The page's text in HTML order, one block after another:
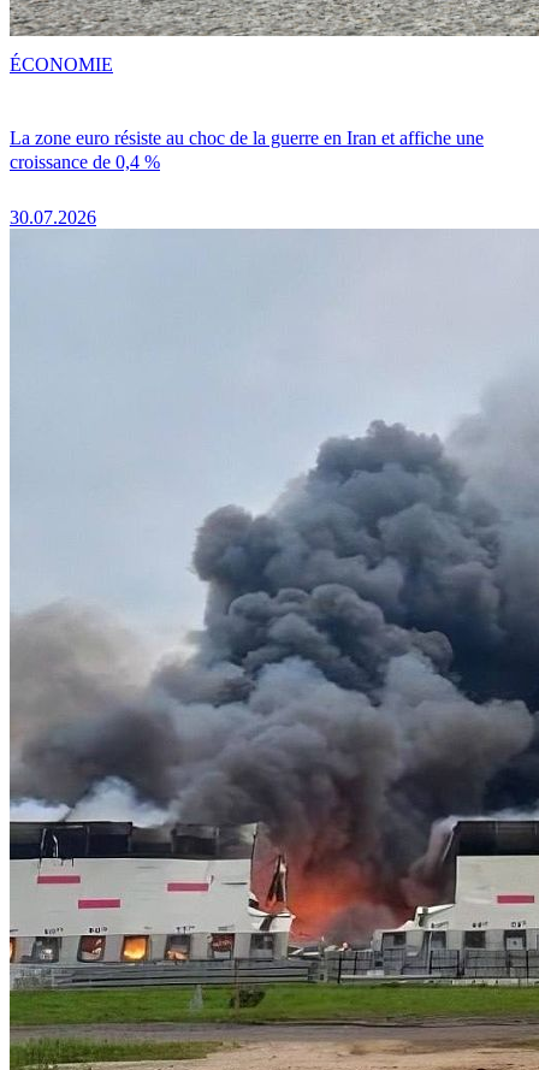
La zone euro résiste au choc de la guerre en Iran et affiche une
croissance de 0,4 %
30.07.2026
ÉCONOMIE